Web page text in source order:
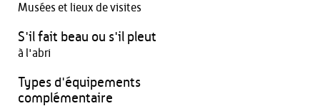
Musées et lieux de visites
S'il fait beau ou s'il pleut
à l'abri
Types d'équipements
complémentaire